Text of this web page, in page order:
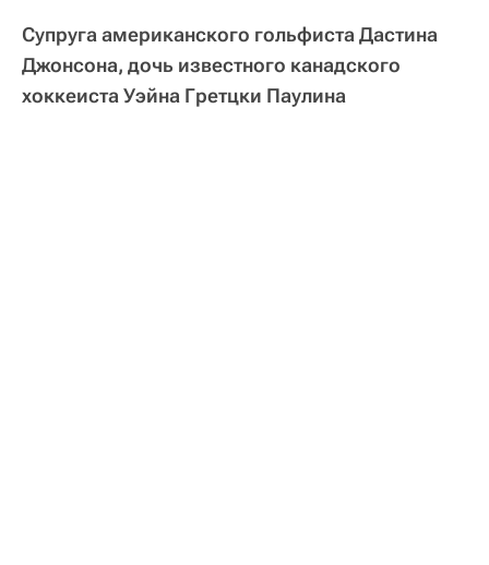
Супруга американского гольфиста Дастина
Джонсона, дочь известного канадского
хоккеиста Уэйна Гретцки Паулина